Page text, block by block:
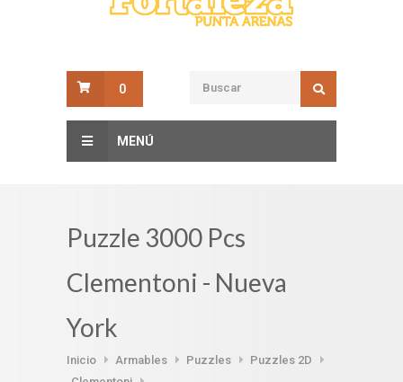
0
MENÚ
Puzzle 3000 Pcs
Clementoni - Nueva
York
Inicio Armables Puzzles
Puzzles 2D